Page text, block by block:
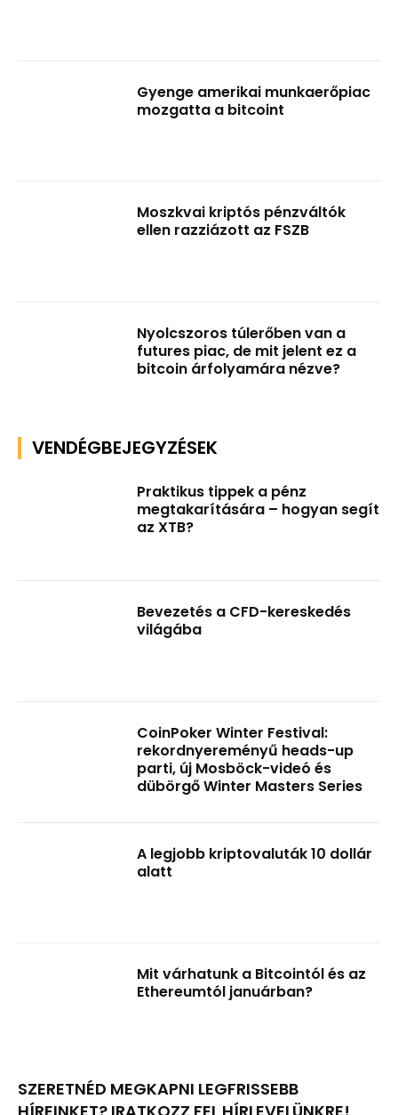
Gyenge amerikai munkaerőpiac
mozgatta a bitcoint
Moszkvai kriptós pénzváltók
ellen razziázott az FSZB
Nyolcszoros túlerőben van a
futures piac, de mit jelent ez a
bitcoin árfolyamára nézve?
VENDÉGBEJEGYZÉSEK
Praktikus tippek a pénz
megtakarítására – hogyan segít
az XTB?
Bevezetés a CFD-kereskedés
világába
CoinPoker Winter Festival:
rekordnyereményű heads-up
parti, új Mosböck-videó és
dübörgő Winter Masters Series
A legjobb kriptovaluták 10 dollár
alatt
Mit várhatunk a Bitcointól és az
Ethereumtól januárban?
SZERETNÉD MEGKAPNI LEGFRISSEBB